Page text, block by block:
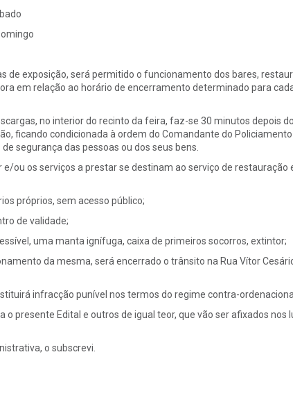
de exposição, será permitido o funcionamento dos bares,
em relação ao horário de encerramento determinado para
no interior do recinto da feira, faz-se 30 minutos depois do
ficando condicionada à ordem do Comandante do
segurança das pessoas ou dos seus bens.
ou os serviços a prestar se destinam ao serviço de restauração
próprios, sem acesso público;
de validade;
uma manta ignífuga, caixa de primeiros socorros, extintor;
da mesma, será encerrado o trânsito na Rua Vítor
infracção punível nos termos do regime contra-
o presente Edital e outros de igual teor, que vão ser afixados nos
o subscrevi.